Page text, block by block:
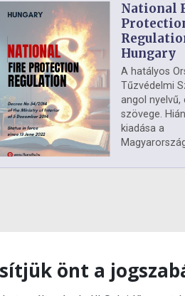
National
Hungary
A hatályos
Tűzvédelmi
angol nyelvű,
szövege.
kiadása a
önt a